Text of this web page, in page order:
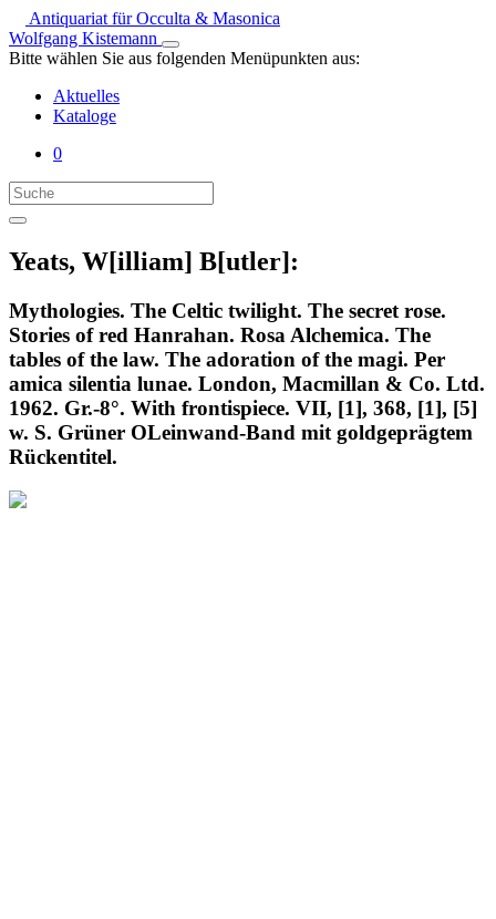
Antiquariat für Occulta & Masonica
Wolfgang Kistemann
Bitte wählen Sie aus folgenden Menüpunkten aus:
Aktuelles
Kataloge
0
Yeats, W[illiam] B[utler]:
Mythologies. The Celtic twilight. The secret rose.
Stories of red Hanrahan. Rosa Alchemica. The
tables of the law. The adoration of the magi. Per
amica silentia lunae. London, Macmillan & Co. Ltd.
1962. Gr.-8°. With frontispiece. VII, [1], 368, [1], [5]
w. S. Grüner OLeinwand-Band mit goldgeprägtem
Rückentitel.